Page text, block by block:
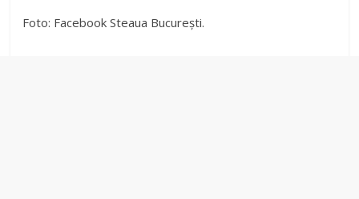
Foto: Facebook Steaua București.